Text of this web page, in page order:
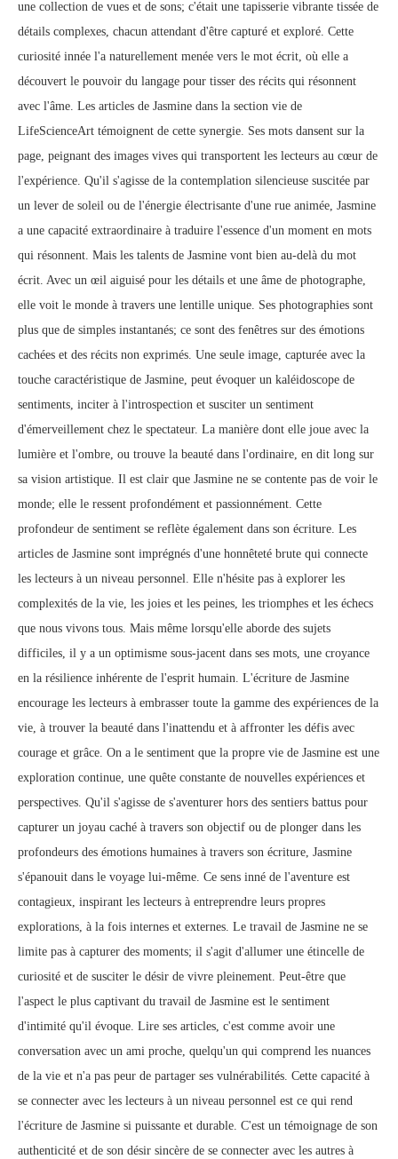
une collection de vues et de sons; c'était une tapisserie vibrante tissée de
détails complexes, chacun attendant d'être capturé et exploré. Cette
curiosité innée l'a naturellement menée vers le mot écrit, où elle a
découvert le pouvoir du langage pour tisser des récits qui résonnent
avec l'âme. Les articles de Jasmine dans la section vie de
LifeScienceArt témoignent de cette synergie. Ses mots dansent sur la
page, peignant des images vives qui transportent les lecteurs au cœur de
l'expérience. Qu'il s'agisse de la contemplation silencieuse suscitée par
un lever de soleil ou de l'énergie électrisante d'une rue animée, Jasmine
a une capacité extraordinaire à traduire l'essence d'un moment en mots
qui résonnent. Mais les talents de Jasmine vont bien au-delà du mot
écrit. Avec un œil aiguisé pour les détails et une âme de photographe,
elle voit le monde à travers une lentille unique. Ses photographies sont
plus que de simples instantanés; ce sont des fenêtres sur des émotions
cachées et des récits non exprimés. Une seule image, capturée avec la
touche caractéristique de Jasmine, peut évoquer un kaléidoscope de
sentiments, inciter à l'introspection et susciter un sentiment
d'émerveillement chez le spectateur. La manière dont elle joue avec la
lumière et l'ombre, ou trouve la beauté dans l'ordinaire, en dit long sur
sa vision artistique. Il est clair que Jasmine ne se contente pas de voir le
monde; elle le ressent profondément et passionnément. Cette
profondeur de sentiment se reflète également dans son écriture. Les
articles de Jasmine sont imprégnés d'une honnêteté brute qui connecte
les lecteurs à un niveau personnel. Elle n'hésite pas à explorer les
complexités de la vie, les joies et les peines, les triomphes et les échecs
que nous vivons tous. Mais même lorsqu'elle aborde des sujets
difficiles, il y a un optimisme sous-jacent dans ses mots, une croyance
en la résilience inhérente de l'esprit humain. L'écriture de Jasmine
encourage les lecteurs à embrasser toute la gamme des expériences de la
vie, à trouver la beauté dans l'inattendu et à affronter les défis avec
courage et grâce. On a le sentiment que la propre vie de Jasmine est une
exploration continue, une quête constante de nouvelles expériences et
perspectives. Qu'il s'agisse de s'aventurer hors des sentiers battus pour
capturer un joyau caché à travers son objectif ou de plonger dans les
profondeurs des émotions humaines à travers son écriture, Jasmine
s'épanouit dans le voyage lui-même. Ce sens inné de l'aventure est
contagieux, inspirant les lecteurs à entreprendre leurs propres
explorations, à la fois internes et externes. Le travail de Jasmine ne se
limite pas à capturer des moments; il s'agit d'allumer une étincelle de
curiosité et de susciter le désir de vivre pleinement. Peut-être que
l'aspect le plus captivant du travail de Jasmine est le sentiment
d'intimité qu'il évoque. Lire ses articles, c'est comme avoir une
conversation avec un ami proche, quelqu'un qui comprend les nuances
de la vie et n'a pas peur de partager ses vulnérabilités. Cette capacité à
se connecter avec les lecteurs à un niveau personnel est ce qui rend
l'écriture de Jasmine si puissante et durable. C'est un témoignage de son
authenticité et de son désir sincère de se connecter avec les autres à